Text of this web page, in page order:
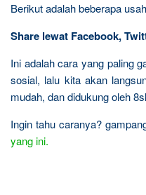
Berikut adalah beberapa
Share lewat Facebook,
Ini adalah cara yang paling
sosial, lalu kita akan
mudah, dan didukung oleh
Ingin tahu caranya?
yang ini.